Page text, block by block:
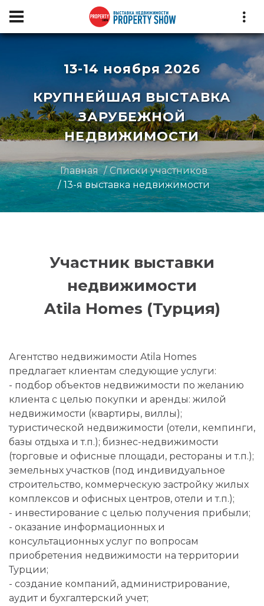
13-14 ноября 2026
КРУПНЕЙШАЯ ВЫСТАВКА
ЗАРУБЕЖНОЙ
НЕДВИЖИМОСТИ
Главная
Списки участников
13-я выставка недвижимости
Участник выставки
недвижимости
Atila Homes (Турция)
Агентство недвижимости Atila Homes
предлагает клиентам следующие услуги:
- подбор объектов недвижимости по желанию
клиента с целью покупки и аренды: жилой
недвижимости (квартиры, виллы);
туристической недвижимости (отели, кемпинги,
базы отдыха и т.п.); бизнес-недвижимости
(торговые и офисные площади, рестораны и т.п.);
земельных участков (под индивидуальное
строительство, коммерческую застройку жилых
комплексов и офисных центров, отели и т.п.);
- инвестирование с целью получения прибыли;
- оказание информационных и
консультационных услуг по вопросам
приобретения недвижимости на территории
Турции;
- создание компаний, администрирование,
аудит и бухгалтерский учет;